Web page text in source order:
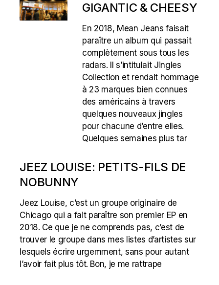
GIGANTIC & CHEESY
En 2018, Mean Jeans faisait
paraître un album qui passait
complètement sous tous les
radars. Il s’intitulait Jingles
Collection et rendait hommage
à 23 marques bien connues
des américains à travers
quelques nouveaux jingles
pour chacune d’entre elles.
Quelques semaines plus tar
JEEZ LOUISE: PETITS-FILS DE
NOBUNNY
Jeez Louise, c’est un groupe originaire de
Chicago qui a fait paraître son premier EP en
2018. Ce que je ne comprends pas, c’est de
trouver le groupe dans mes listes d’artistes sur
lesquels écrire urgemment, sans pour autant
l’avoir fait plus tôt. Bon, je me rattrape